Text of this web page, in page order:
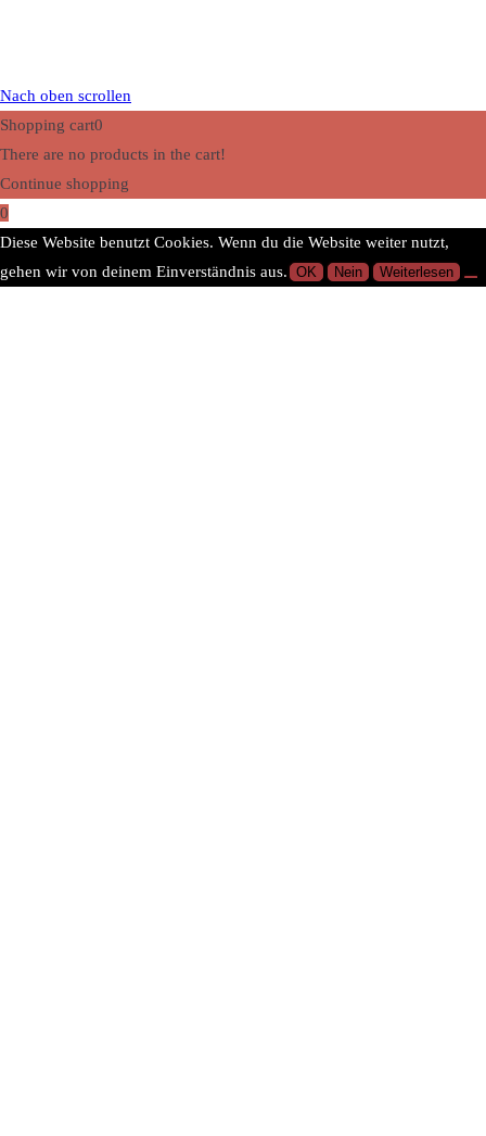
Nach oben scrollen
Shopping cart0
There are no products in the cart!
Continue shopping
0
Diese Website benutzt Cookies. Wenn du die Website weiter nutzt,
gehen wir von deinem Einverständnis aus. OK Nein Weiterlesen